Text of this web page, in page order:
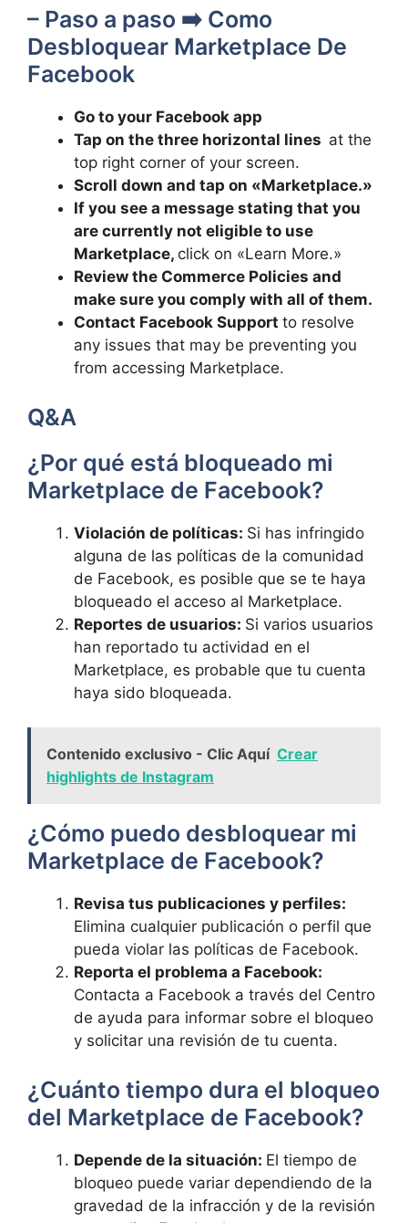
– Paso‍ a paso ➡️ ⁤Como
Desbloquear Marketplace‌ De⁢
Facebook
Go ‌to ⁤your Facebook app
Tap on ⁤the three horizontal lines ‍ at the
⁣top right corner of your screen.
Scroll down and⁢ tap on⁣ «Marketplace.»
If ​you see a message stating​ that ⁢you
are currently⁢ not ‌eligible to use
Marketplace, click on «Learn ⁢More.»
Review the Commerce ⁢Policies and
‍make sure⁢ you comply with all of them.
Contact Facebook Support​ to resolve
any⁤ issues⁢ that ⁤may‌ be preventing ‌you
from ⁢accessing ⁢Marketplace.
Q&A
¿Por ‌qué ‌está bloqueado mi⁢
Marketplace ⁢de Facebook?
Violación de políticas: Si has infringido⁤
alguna de las políticas de la comunidad
de⁢ Facebook, es posible que se te haya​
bloqueado ‍el acceso ‍al⁢ Marketplace.
Reportes‍ de usuarios: Si ‌varios usuarios ​
han reportado ‌tu actividad ‍en el
Marketplace, es‌ probable ​que tu ‌cuenta
haya ⁢sido bloqueada.
Contenido exclusivo - Clic Aquí Crear
highlights de Instagram
¿Cómo ⁤puedo desbloquear mi
Marketplace de ​Facebook?
Revisa tus publicaciones‍ y ‍perfiles:
Elimina cualquier publicación ⁤o ⁤perfil que‌
pueda violar las políticas de Facebook.
Reporta⁣ el problema a Facebook:
Contacta a Facebook a través ‌del Centro⁢
de⁣ ayuda para informar sobre⁢ el bloqueo
y solicitar una revisión ⁤de tu cuenta.
¿Cuánto‍ tiempo ‌dura el bloqueo
⁤del Marketplace de Facebook?
Depende de ​la situación: El tiempo de⁤
bloqueo puede variar dependiendo de la
gravedad de la⁤ infracción y de⁤ la revisión